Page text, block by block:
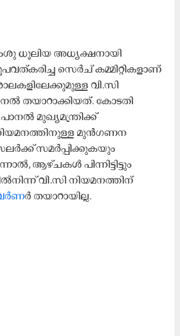
ധൂലിയ അധ്യക്ഷനായി
സെർച് കമ്മിറ്റികളാണ്
വി.സി
തയാറാക്കിയത്. കോടതി
മുഖ്യമന്ത്രിക്ക്
മുൻഗണന
സമർപ്പിക്കുകയും
ആഴ്ചകൾ പിന്നിട്ടിട്ടും
വി.സി നിയമനത്തിന്
ർ തയാറായില്ല.